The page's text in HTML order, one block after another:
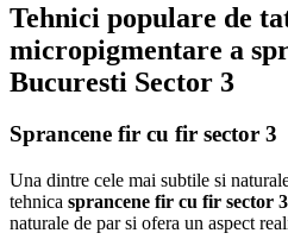
Tehnici populare de
micropigmentare a
Bucuresti Sector 3
Sprancene fir cu fir sector 3
Una dintre cele mai subtile si
tehnica sprancene fir cu fir sector 3
naturale de par si ofera un aspect